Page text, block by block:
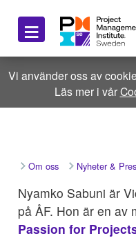
≡
Vi använder oss av
Läs mer i vår
Om oss Nyheter &
Nyamko Sabuni är
på ÅF. Hon är en av
Passion for